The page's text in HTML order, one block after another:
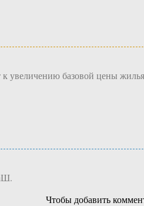
увеличению базовой цены
Чтобы добавить